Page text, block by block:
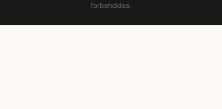
forbeholdes.